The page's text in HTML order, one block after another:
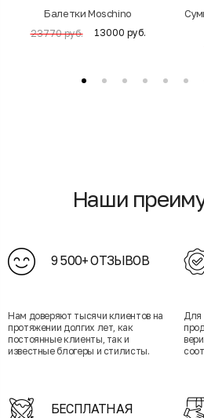
Балетки Moschino
23770 руб. 13000 руб.
Наши
9 500+ ОТЗЫВОВ
Нам доверяют тысячи клиентов на
протяжении долгих лет, как
постоянные клиенты, так и
известные блогеры и стилисты.
Для
БЕСПЛАТНАЯ